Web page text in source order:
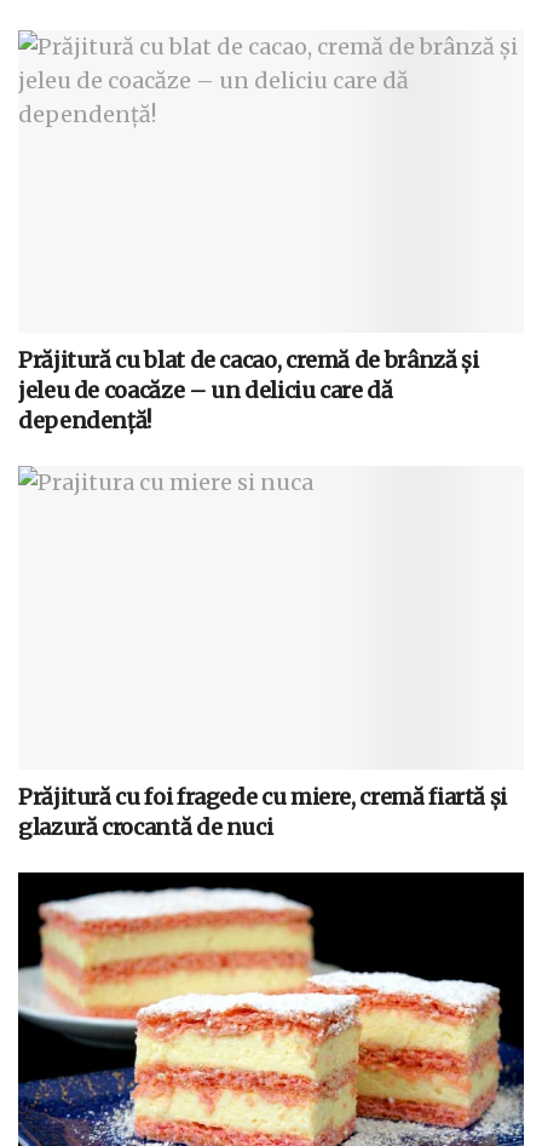
Prăjitură cu blat de cacao, cremă de brânză și
jeleu de coacăze – un deliciu care dă
dependență!
Prăjitură cu foi fragede cu miere, cremă fiartă și
glazură crocantă de nuci